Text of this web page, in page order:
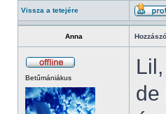
Vissza a tetejére
Anna
Betűmániákus
de